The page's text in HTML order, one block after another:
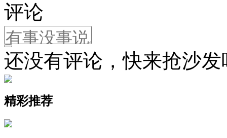
评论
还没有评论，快来抢沙发
精彩推荐